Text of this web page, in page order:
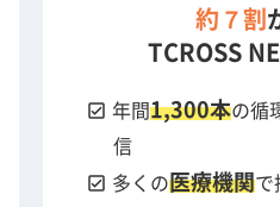
循環器集中治
こんな方におすすめ：
急性期医療に携わる医師
若手循環器内科
約７割
TCROSS
check_box 年間1,300本の循
信
check_box 多くの医療機関で